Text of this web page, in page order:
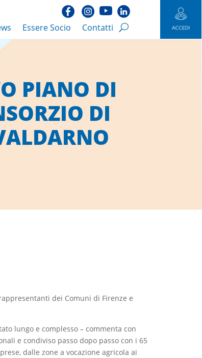
Essere Socio Contatti
PIANO DI
DI
dei Comuni di Firenze e
lungo e complesso – commenta con
e condiviso passo dopo passo con i 65
dalle zone a vocazione agricola ai